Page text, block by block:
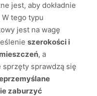
jest, aby dokładnie
W tego typu
jest na wagę
szerokości i
, a
sprzęty sprawdzą się
zaburzyć